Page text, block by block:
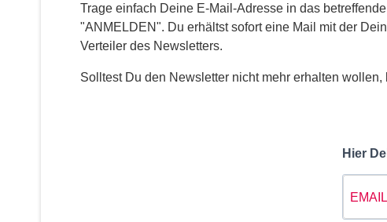
Trage einfach Deine E-Mail-Adresse in das
"ANMELDEN". Du erhältst sofort eine Mail mit der
Verteiler des Newsletters.
Solltest Du den Newsletter nicht mehr erhalten
Hier